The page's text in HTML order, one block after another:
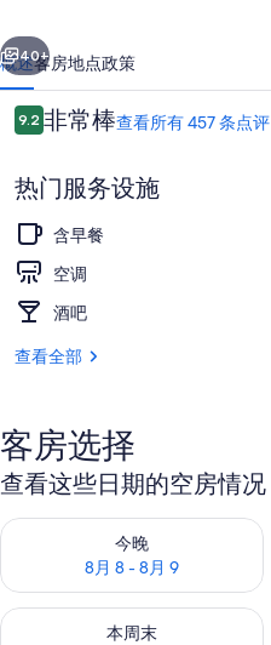
个 下一个
40+
概述客房地点政策
点
评
9.29.2/10
非常棒查看所有 457 条点评
热门服务设施
含早餐
空调
酒吧
查看全部
客房选择
查看这些日期的空房情况
今晚
8月 8 - 8月 9
查看今晚的空房情况：8月 8 - 8
本周末
查看本周末的空房情况：8月 14 -